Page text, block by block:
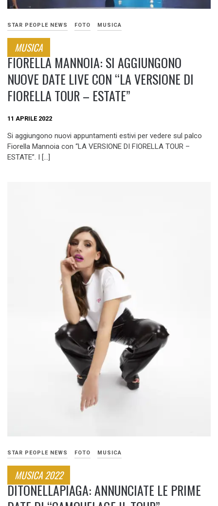
STAR PEOPLE NEWS FOTO MUSICA
MUSICA
FIORELLA MANNOIA: SI AGGIUNGONO
NUOVE DATE LIVE CON “LA VERSIONE DI
FIORELLA TOUR – ESTATE”
11 APRILE 2022
Si aggiungono nuovi appuntamenti estivi per vedere sul palco
Fiorella Mannoia con “LA VERSIONE DI FIORELLA TOUR –
ESTATE”. I […]
STAR PEOPLE NEWS FOTO MUSICA
MUSICA 2022
DITONELLAPIAGA: ANNUNCIATE LE PRIME